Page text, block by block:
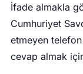
İfade almakla
Cumhuriyet
etmeyen
cevap almak